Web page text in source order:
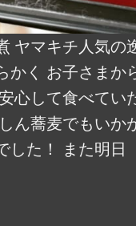
ヤマキチ人気の
かく お子さまか
心して食べてい
ん蕎麦でもいか
した！ また明日